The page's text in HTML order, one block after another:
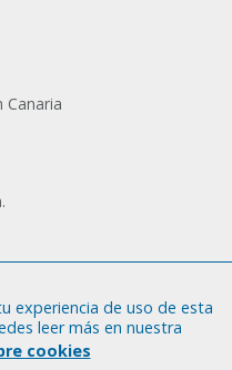
Canaria
experiencia de uso de esta
leer más en nuestra
cookies